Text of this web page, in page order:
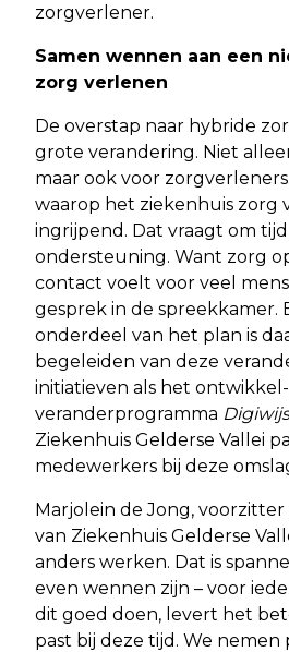
zorgverlener.
Samen wennen aan een
zorg verlenen
De overstap naar hybride
grote verandering. Niet
maar ook voor
waarop het ziekenhuis zorg
ingrijpend. Dat vraagt om
ondersteuning. Want zorg
contact voelt voor veel
gesprek in de spreekkamer.
onderdeel van het plan is
begeleiden van deze
initiatieven als het
veranderprogramma Digiwijs
Ziekenhuis Gelderse Vallei
medewerkers bij deze
Marjolein de Jong,
van Ziekenhuis Gelderse
anders werken. Dat is
even wennen zijn – voor
dit goed doen, levert het
past bij deze tijd. We